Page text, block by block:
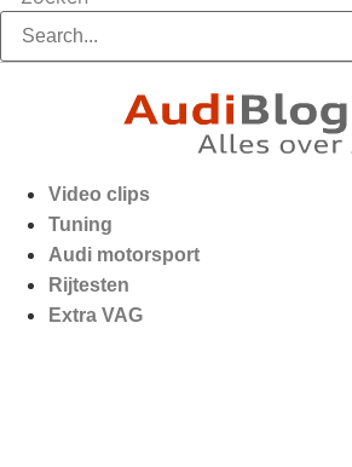
Video clips
Tuning
Audi motorsport
Rijtesten
Extra VAG